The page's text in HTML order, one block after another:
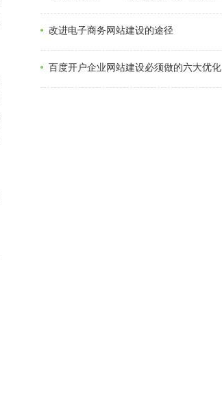
改进电子商务网站建设的途径
百度开户企业网站建设必须做的六大优化